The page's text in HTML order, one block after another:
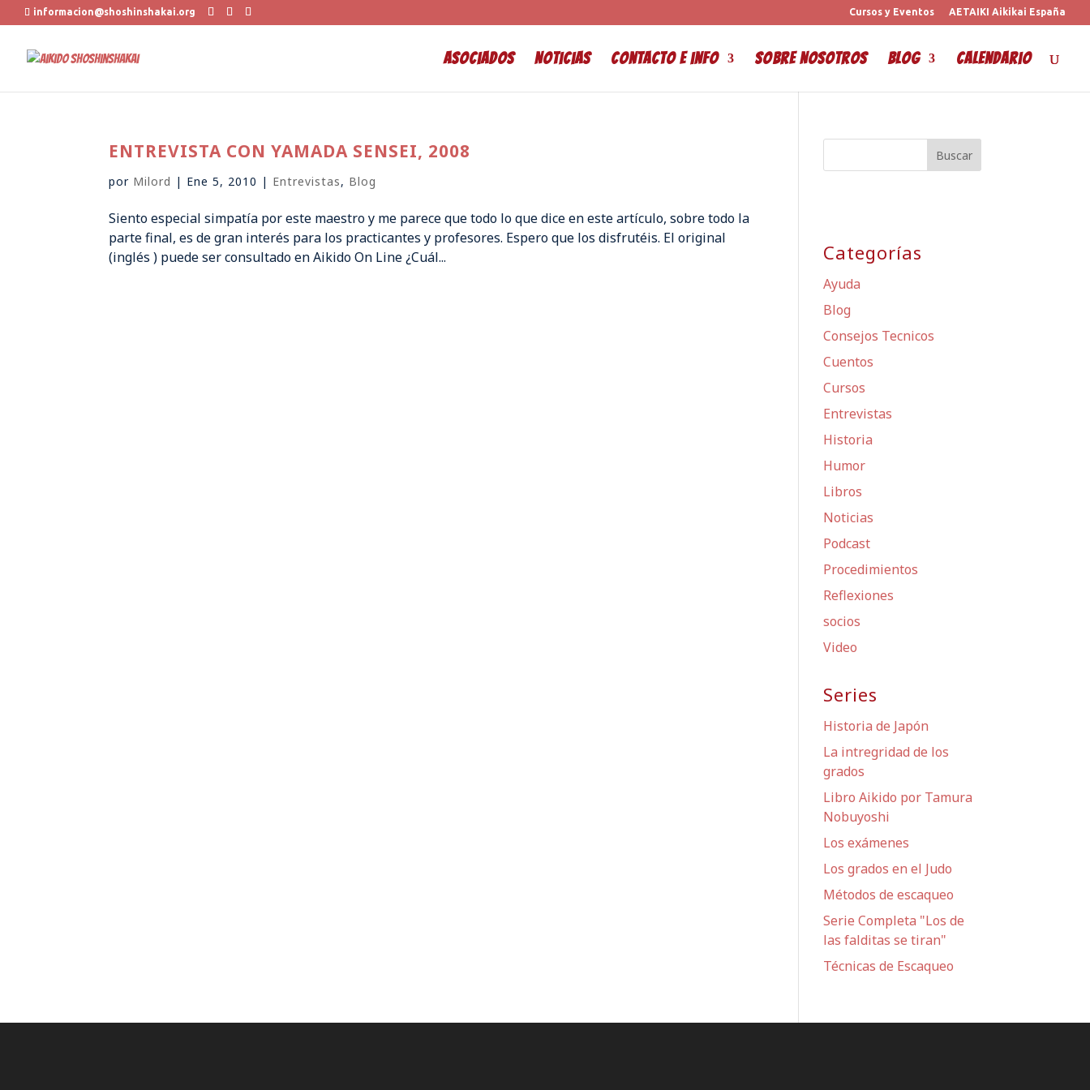
informacion@shoshinshakai.org Cursos y Eventos AETAIKI Aikikai España
Asociados Noticias Contacto e info Sobre Nosotros Blog Calendario
ENTREVISTA CON YAMADA SENSEI, 2008
por Milord | Ene 5, 2010 | Entrevistas, Blog
Siento especial simpatía por este maestro y me parece que todo lo que dice en este artículo, sobre todo la
parte final, es de gran interés para los practicantes y profesores. Espero que los disfrutéis. El original
(inglés ) puede ser consultado en Aikido On Line ¿Cuál...
Categorías
Ayuda
Blog
Consejos Tecnicos
Cuentos
Cursos
Entrevistas
Historia
Humor
Libros
Noticias
Podcast
Procedimientos
Reflexiones
socios
Video
Series
Historia de Japón
La intregridad de los
grados
Libro Aikido por Tamura
Nobuyoshi
Los exámenes
Los grados en el Judo
Métodos de escaqueo
Serie Completa "Los de
las falditas se tiran"
Técnicas de Escaqueo